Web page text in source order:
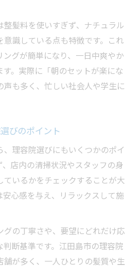
整髪料を使いすぎず、ナチュラル
意識している点も特徴です。これ
ングが簡単になり、一日中爽やか
。実際に「朝のセットが楽にな
声も多く、忙しい社会人や学生に
びのポイント
、理容院選びにもいくつかのポイ
店内の清掃状況やスタッフの身
ているかをチェックすることが大
心感を与え、リラックスして施
グの丁寧さや、要望にどれだけ応
断基準です。江田島市の理容院
舗が多く、一人ひとりの髪質や生